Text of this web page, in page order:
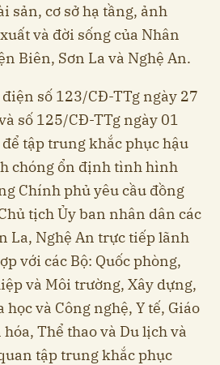
sản, cơ sở hạ tầng, ảnh
và đời sống của Nhân
Biên, Sơn La và Nghệ An.
số 123/CĐ-TTg ngày 27
số 125/CĐ-TTg ngày 01
tập trung khắc phục hậu
chóng ổn định tình hình
Chính phủ yêu cầu đồng
tịch Ủy ban nhân dân các
La, Nghệ An trực tiếp lãnh
với các Bộ: Quốc phòng,
và Môi trường, Xây dựng,
học và Công nghệ, Y tế, Giáo
Thể thao và Du lịch và
tập trung khắc phục